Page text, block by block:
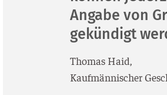
Angabe von
gekündigt
Tho­mas Haid,
Kauf­män­ni­scher